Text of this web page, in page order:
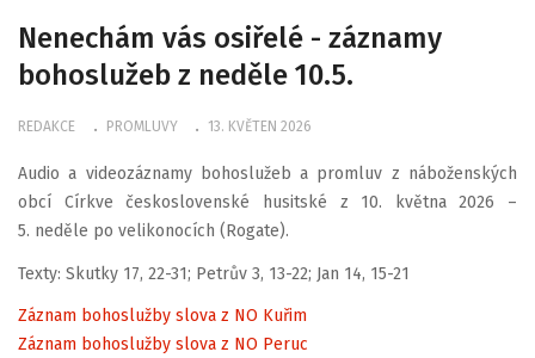
Nenechám vás osiřelé - záznamy
bohoslužeb z neděle 10.5.
REDAKCE PROMLUVY 13. KVĚTEN 2026
Audio a videozáznamy bohoslužeb a promluv z náboženských
obcí Církve československé husitské z 10. května 2026 –
5. neděle po velikonocích (Rogate).
Texty: Skutky 17, 22-31; Petrův 3, 13-22; Jan 14, 15-21
Záznam bohoslužby slova z NO Kuřim
Záznam bohoslužby slova z NO Peruc